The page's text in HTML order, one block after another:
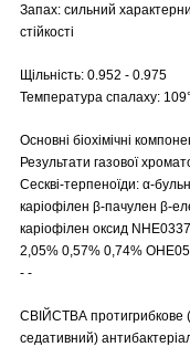
Запах: сильний
стійкості
Щільність: 0.952 - 0.975
Температура спалаху:
Основні біохімічні
Результати газової
Сескві-терпеноїди: α-
каріофілен β-пачулен β-
каріофілен оксид
2,05% 0,57% 0,74%
- -
СВІЙСТВА протигрибкове
седативний)